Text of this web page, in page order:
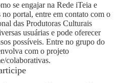
se engajar na Rede iTeia e
portal, entre em contato com o
das Produtoras Culturais
usuárias e pode oferecer
possíveis. Entre no grupo do
com o projeto
colaborativas.